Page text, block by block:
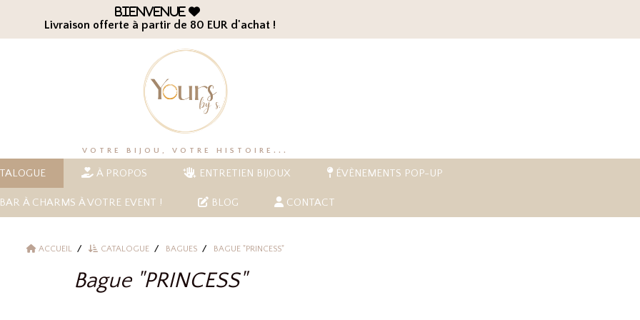
Bienvenue 
Livraison offerte à partir de 80 EUR d'achat !
VOTRE BIJOU, VOTRE HISTOIRE...
À PROPOS ENTRETIEN BIJOUX ÉVÈNEMENTS POP-UP
À CHARMS À VOTRE EVENT ! BLOG CONTACT
ACCUEIL CATALOGUE BAGUES BAGUE "PRINCESS"
Bague "PRINCESS"